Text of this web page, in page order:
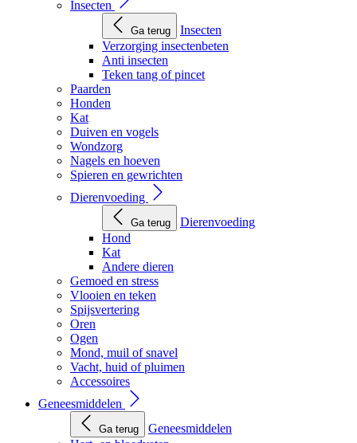
Insecten
Ga terug
Insecten
Verzorging insectenbeten
Anti insecten
Teken tang of pincet
Paarden
Honden
Kat
Duiven en vogels
Wondzorg
Nagels en hoeven
Spieren en gewrichten
Dierenvoeding
Ga terug
Dierenvoeding
Hond
Kat
Andere dieren
Gemoed en stress
Vlooien en teken
Spijsvertering
Oren
Ogen
Mond, muil of snavel
Vacht, huid of pluimen
Accessoires
Geneesmiddelen
Ga terug
Geneesmiddelen